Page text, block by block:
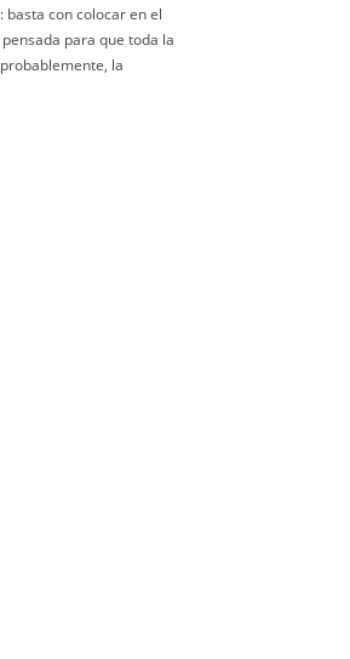
basta con colocar en el
para que toda la
la